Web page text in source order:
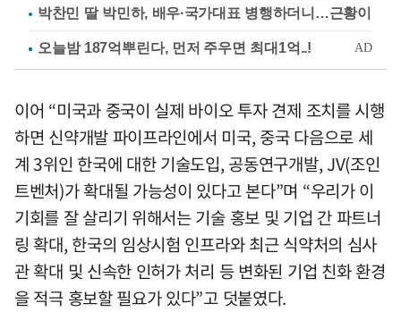
박찬민 딸 박민하, 배우·국가대표 병행하더니…근황이
이어 “미국과 중국이 실제 바이오 투자 견제 조치를 시행
하면 신약개발 파이프라인에서 미국, 중국 다음으로 세
계 3위인 한국에 대한 기술도입, 공동연구개발, JV(조인
트벤처)가 확대될 가능성이 있다고 본다”며 “우리가 이
기회를 잘 살리기 위해서는 기술 홍보 및 기업 간 파트너
링 확대, 한국의 임상시험 인프라와 최근 식약처의 심사
관 확대 및 신속한 인허가 처리 등 변화된 기업 친화 환경
을 적극 홍보할 필요가 있다”고 덧붙였다.